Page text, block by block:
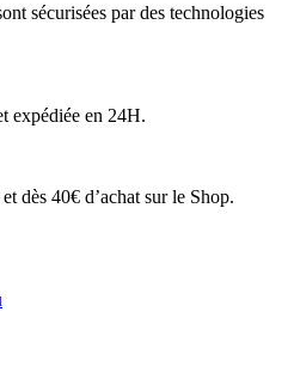
sécurisées par des technologies
expédiée en 24H.
dès 40€ d’achat sur le Shop.